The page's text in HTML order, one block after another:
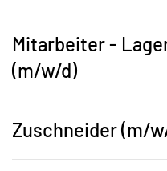
Mitarbeiter -
(m/w/d)
Zuschneider (m/